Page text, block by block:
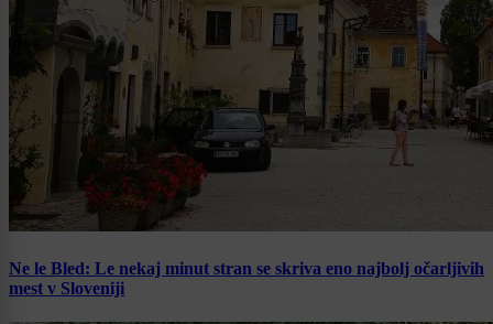
Ne le Bled: Le nekaj minut stran se skriva eno najbolj očarljivih
mest v Sloveniji